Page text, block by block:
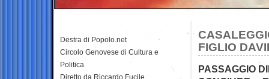
FIGLIO
PASSAGGIO
Destra di Popolo.net
Circolo Genovese di Cultura e
Politica
Diretto da Riccardo Fucile